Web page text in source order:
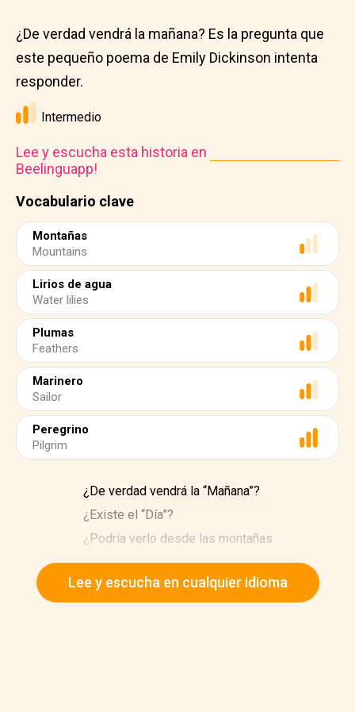
Vocabulario clave
Montañas
Mountains
Lirios de agua
Water lilies
Plumas
Feathers
Marinero
Sailor
Peregrino
Pilgrim
¿De verdad vendrá la mañana? Es la pregunta que
este pequeño poema de Emily Dickinson intenta
responder.
Intermedio
Lee y escucha esta historia en
Beelinguapp!
¿De verdad vendrá la “Mañana”?
¿Existe el “Día”?
¿Podría verlo desde las montañas
si fuera tan alta como ellas?
Lee y escucha en cualquier idioma